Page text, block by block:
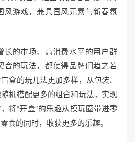
风游戏，兼具国风元素与新春氛
长的市场、高消费水平的用户群
合的玩法，都使得品牌们趋之若
盒的玩儿法更加多样，从包装、
机搭配更多的组合和玩法，实现
将“开盒”的乐趣从模玩圈带进零
食的同时，收获更多的乐趣。